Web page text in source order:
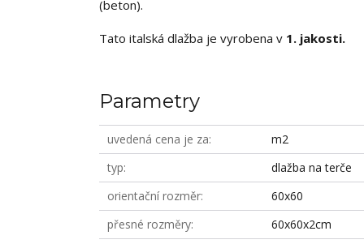
(beton).
Tato italská dlažba je vyrobena v 1. jakosti.
Parametry
uvedená cena je za
m2
typ
dlažba na terče
orientační rozměr
60x60
přesné rozměry
60x60x2cm